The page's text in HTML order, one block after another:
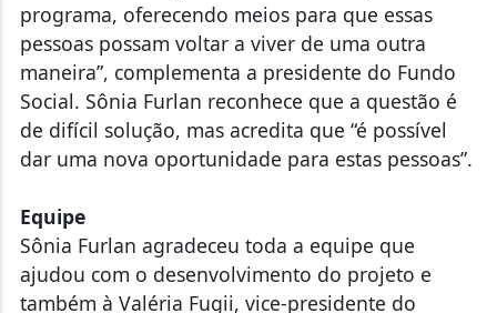
programa, oferecendo meios para que essas
pessoas possam voltar a viver de uma outra
maneira”, complementa a presidente do Fundo
Social. Sônia Furlan reconhece que a questão é
de difícil solução, mas acredita que “é possível
dar uma nova oportunidade para estas pessoas”.
Equipe
Sônia Furlan agradeceu toda a equipe que
ajudou com o desenvolvimento do projeto e
também à Valéria Fugii, vice-presidente do